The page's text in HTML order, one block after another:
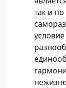
так и